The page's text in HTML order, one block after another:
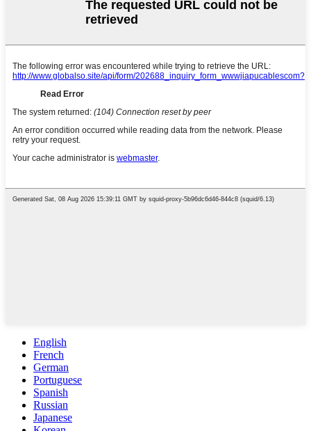
English
French
German
Portuguese
Spanish
Russian
Japanese